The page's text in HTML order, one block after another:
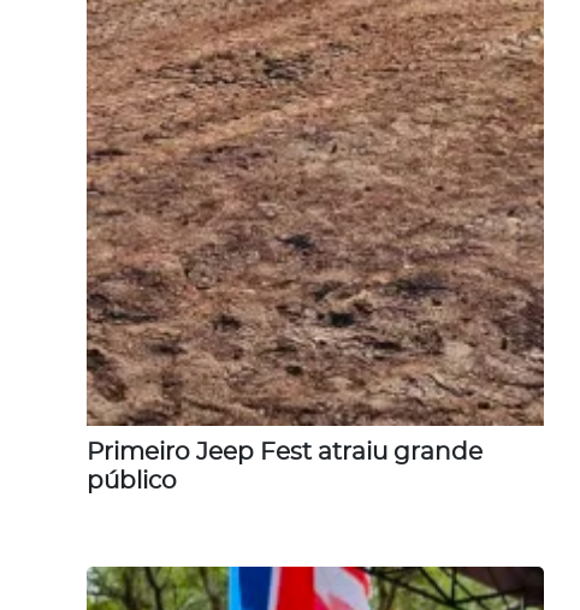
Primeiro Jeep Fest atraiu grande
público